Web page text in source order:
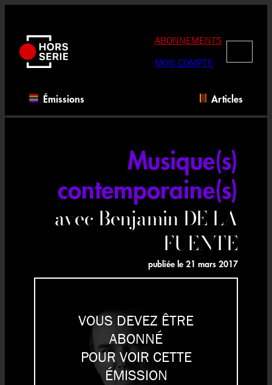
contenu
ABONNEMENTS
MON COMPTE
Émissions Articles
Musique(s)
contemporaine(s)
avec Benjamin DE LA
FUENTE
publiée le 21 mars 2017
VOUS DEVEZ ÊTRE
ABONNÉ
POUR VOIR CETTE
ÉMISSION